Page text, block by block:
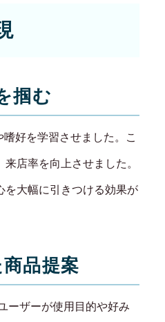
RECRUIT
BLOG
AOのブログ
掴む
好を学習させました。こ
店率を向上させました。
を大幅に引きつける効果が
品提案
ーザーが使用目的や好み